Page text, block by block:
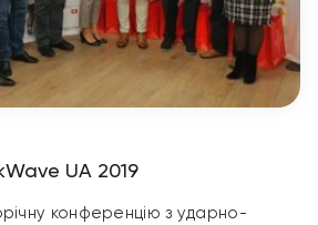
UA 2019
конференцію з ударно-